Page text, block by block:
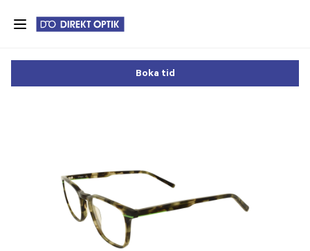
Skip
content
Boka tid